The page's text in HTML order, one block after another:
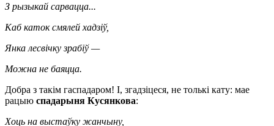
З рызыкай сарвацца...
Каб каток смялей хадзіў,
Янка лесвічку зрабіў —
Можна не баяцца.
Добра з такім гаспадаром! І, згадзіцеся, не толькі кату: мае
рацыю спадарыня Кусянкова:
Хоць на выстаўку жанчыну,